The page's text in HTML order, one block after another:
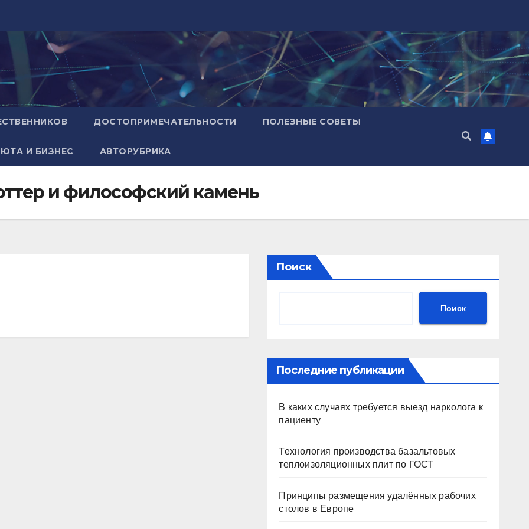
ДОСТОПРИМЕЧАТЕЛЬНОСТИ ПОЛЕЗНЫЕ СОВЕТЫ
И БИЗНЕС АВТОРУБРИКА
и философский камень
Поиск
Поиск
Последние публикации
В каких случаях требуется выезд нарколога к
пациенту
Технология производства базальтовых
теплоизоляционных плит по ГОСТ
Принципы размещения удалённых рабочих
столов в Европе